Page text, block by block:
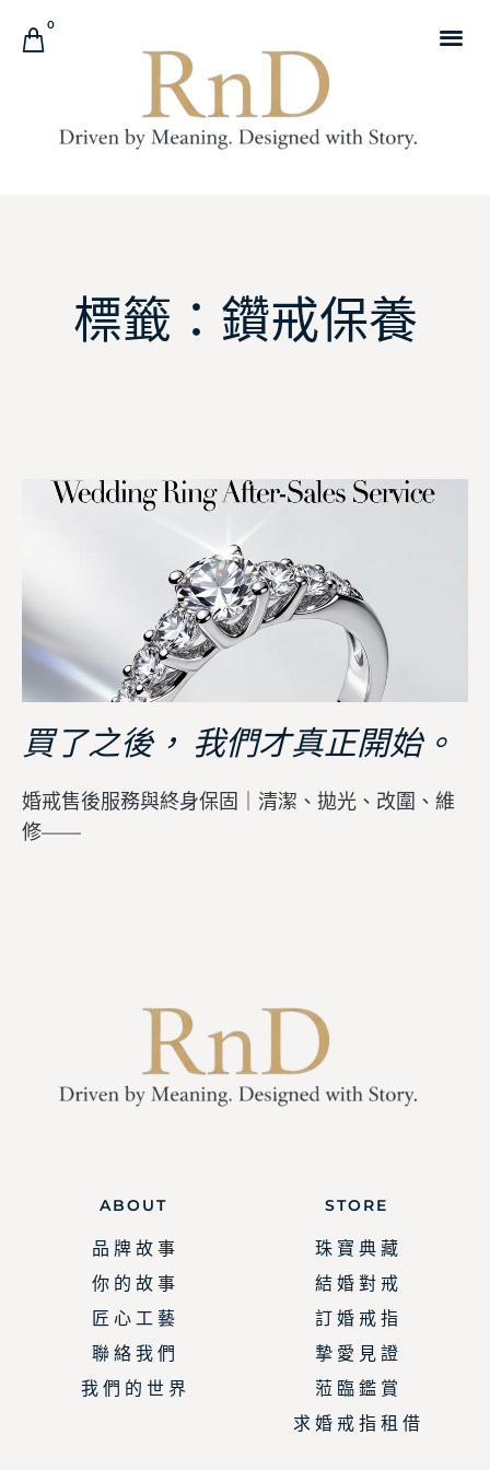
0
標籤：鑽戒保養
買了之後， 我們才真正開始。
婚戒售後服務與終身保固｜清潔、拋光、改圍、維
修——
ABOUT
品 牌 故 事
你 的 故 事
匠 心 工 藝
聯 絡 我 們
我 們 的 世 界
STORE
珠 寶 典 藏
結 婚 對 戒
訂 婚 戒 指
摯 愛 見 證
蒞 臨 鑑 賞
求 婚 戒 指 租 借